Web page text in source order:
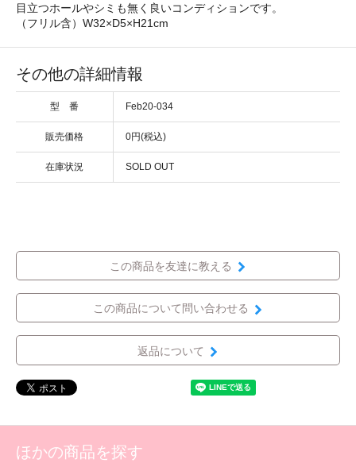
目立つホールやシミも無く良いコンディションです。
（フリル含）W32×D5×H21cm
その他の詳細情報
型 番 Feb20-034
販売価格 0円(税込)
在庫状況 SOLD OUT
この商品を友達に教える
この商品について問い合わせる
返品について
ほかの商品を探す